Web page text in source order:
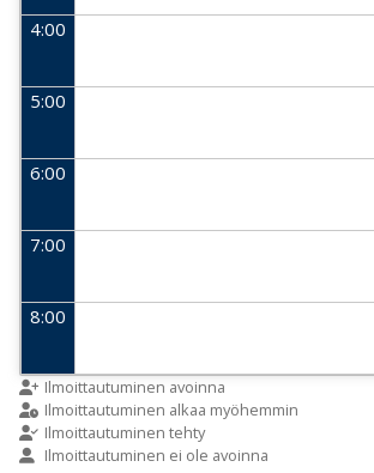
4:00
5:00
6:00
7:00
8:00
9:00
10:00
Ilmoittautuminen avoinna
Ilmoittautuminen alkaa myöhemmin
Ilmoittautuminen tehty
Ilmoittautuminen ei ole avoinna